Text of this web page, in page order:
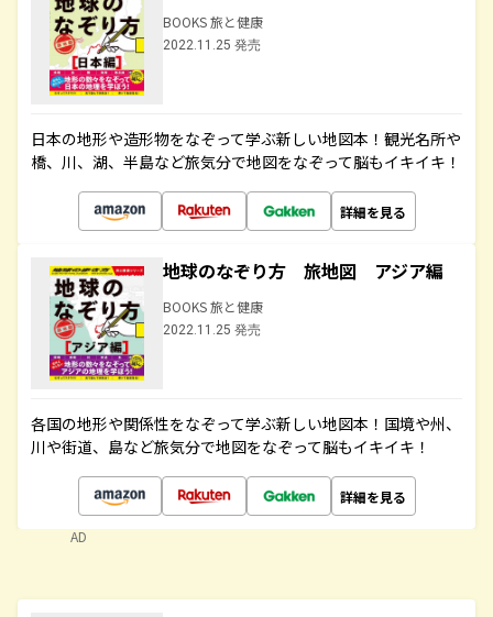
BOOKS 旅と健康
2022.11.25 発売
日本の地形や造形物をなぞって学ぶ新しい地図本！観光名所や
橋、川、湖、半島など旅気分で地図をなぞって脳もイキイキ！
詳細を見る
地球のなぞり方 旅地図 アジア編
BOOKS 旅と健康
2022.11.25 発売
各国の地形や関係性をなぞって学ぶ新しい地図本！国境や州、
川や街道、島など旅気分で地図をなぞって脳もイキイキ！
詳細を見る
AD